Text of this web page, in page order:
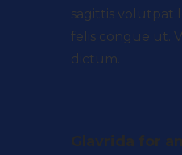
sagittis volutpat
felis congue ut.
dictum.
Glavrida for